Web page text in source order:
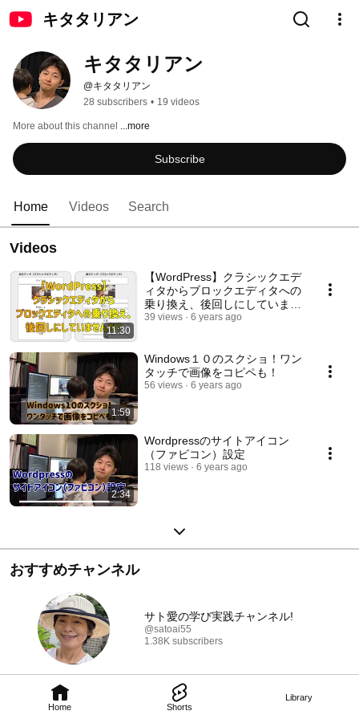
キタタリアン
Home Shorts
Library
キタタリアン
@キタタリアン
28 subscribers • 19 videos
More about this channel ...more
Subscribe
Home Videos Search
Videos
11:30
【WordPress】クラシックエデ
ィタからブロックエディタへの
乗り換え、後回しにしていませ
んか？
39 views 6 years ago
1:59
Windows１０のスクショ！ワン
タッチで画像をコピペも！
56 views 6 years ago
2:34
Wordpressのサイトアイコン
（ファビコン）設定
118 views 6 years ago
おすすめチャンネル
サト愛の学び実践チャンネル!
@satoai55
1.38K subscribers